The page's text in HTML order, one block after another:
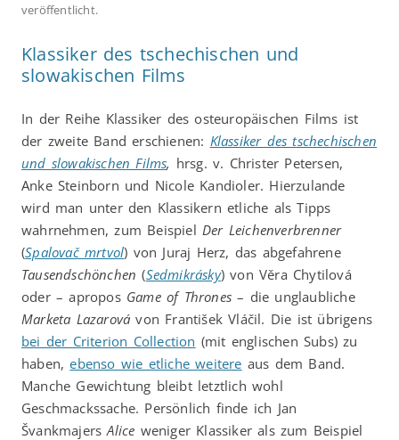
veröffentlicht.
Klassiker des tschechischen und
slowakischen Films
In der Reihe Klassiker des osteuropäischen Films ist
der zweite Band erschienen: Klassiker des tschechischen
und slowakischen Films, hrsg. v. Christer Petersen,
Anke Steinborn und Nicole Kandioler. Hierzulande
wird man unter den Klassikern etliche als Tipps
wahrnehmen, zum Beispiel Der Leichenverbrenner
(Spalovač mrtvol) von Juraj Herz, das abgefahrene
Tausendschönchen (Sedmikrásky) von Věra Chytilová
oder – apropos Game of Thrones – die unglaubliche
Marketa Lazarová von František Vláčil. Die ist übrigens
bei der Criterion Collection (mit englischen Subs) zu
haben,ebenso wie etliche weitere aus dem Band.
Manche Gewichtung bleibt letztlich wohl
Geschmackssache. Persönlich finde ich Jan
ŠvankmajersAlice weniger Klassiker als zum Beispiel